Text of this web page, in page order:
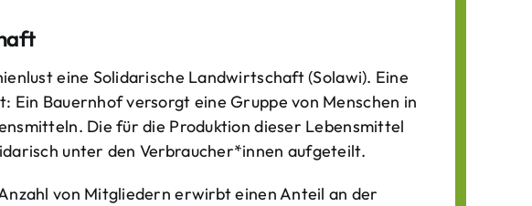
eine Solidarische Landwirtschaft (Solawi). Eine
Ein Bauern­hof versorgt eine Gruppe von Menschen in
Die für die Produktion dieser Lebens­mittel
unter den Verbraucher*­innen aufgeteilt.
von Mitgliedern erwirbt einen Anteil an der